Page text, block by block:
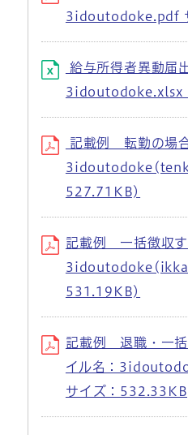
3idoutodoke.pdf
給与所得者異動届
3idoutodoke.xlsx
記載例 転勤の場
527.71KB)
記載例 一括徴収す
531.19KB)
記載例 退職・一
イル名：
サイズ：